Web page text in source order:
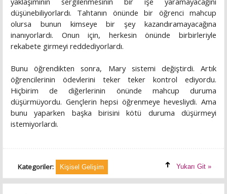
düşünebiliyorlardı. Tahtanın önünde bir öğrenci mahcup
olursa bunun kimseye bir şey kazandıramayacağına
inanıyorlardı. Onun için, herkesin önünde birbirleriyle
rekabete girmeyi reddediyorlardı.
Bunu öğrendikten sonra, Mary sistemi değiştirdi. Artık
öğrencilerinin ödevlerini teker teker kontrol ediyordu.
Hiçbirim de diğerlerinin önünde mahcup duruma
düşürmüyordu. Gençlerin hepsi öğrenmeye hevesliydi. Ama
bunu yaparken başka birisini kötü duruma düşürmeyi
istemiyorlardı.
Kategoriler: Kişisel Gelişim Yukarı Git »